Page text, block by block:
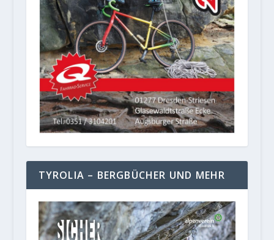
TYROLIA – BERGBÜCHER UND MEHR